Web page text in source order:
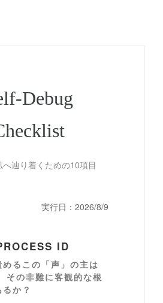
Debug
辿り着くための10項目
実行日： 2026/8/9
ID
めるこの「声」の主は
その非難に客観的な根
か？